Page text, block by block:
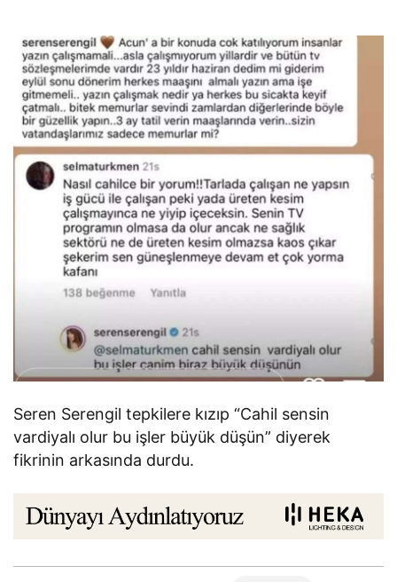
Seren Serengil tepkilere kızıp “Cahil sensin
vardiyalı olur bu işler büyük düşün” diyerek
fikrinin arkasında durdu.